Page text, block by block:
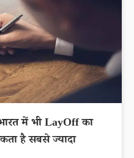
में भी LayOff का
है सबसे ज्यादा